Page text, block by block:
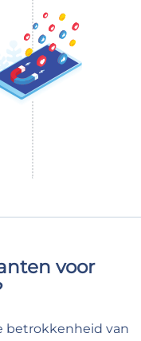
voor
betrokkenheid van